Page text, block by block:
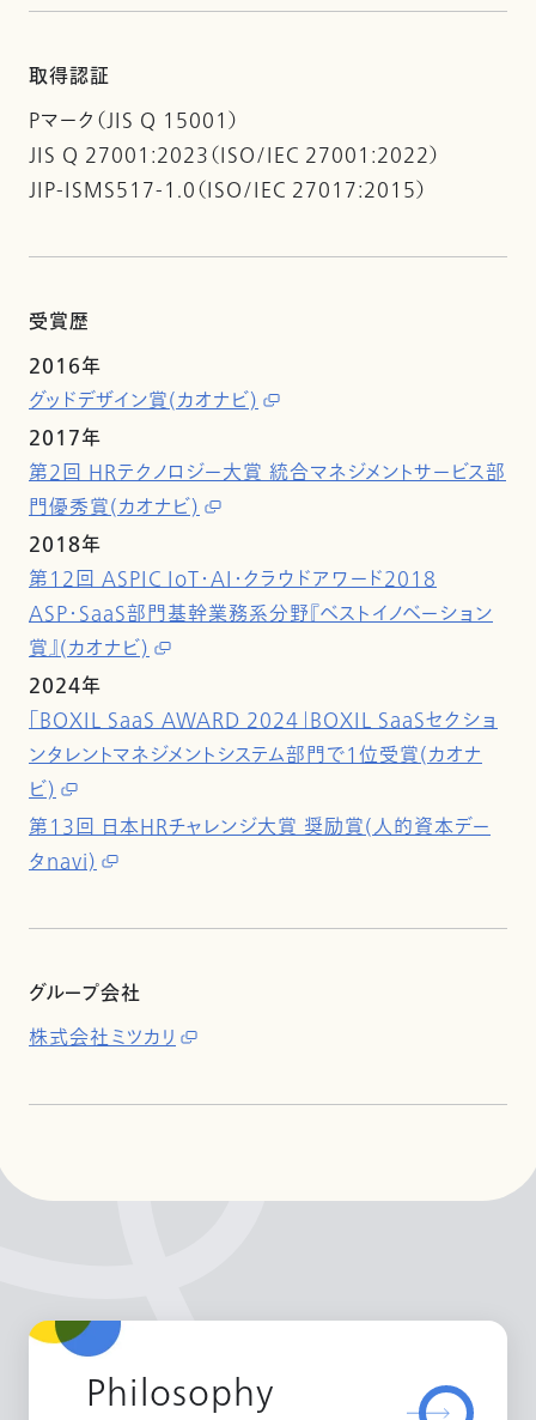
取得認証
Pマーク（JIS Q 15001）
JIS Q 27001:2023（ISO/IEC 27001:2022）
JIP-ISMS517-1.0（ISO/IEC 27017:2015）
受賞歴
2016年
グッドデザイン賞(カオナビ)
2017年
第2回 HRテクノロジー大賞 統合マネジメントサービス部
門優秀賞(カオナビ)
2018年
第12回 ASPIC IoT・AI・クラウドアワード2018
ASP・SaaS部門基幹業務系分野『ベストイノベーション
賞』(カオナビ)
2024年
「BOXIL SaaS AWARD 2024」BOXIL SaaSセクショ
ンタレントマネジメントシステム部門で1位受賞(カオナ
ビ)
第13回 日本HRチャレンジ大賞 奨励賞(人的資本デー
タnavi)
グループ会社
株式会社ミツカリ
Philosophy